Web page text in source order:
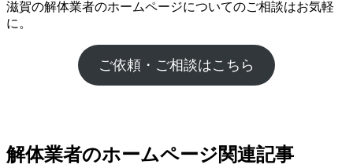
滋賀の解体業者のホームページについてのご相談はお気軽
に。
ご依頼・ご相談はこちら
解体業者のホームページ関連記事